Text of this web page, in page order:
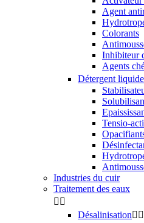
Agent
Colorants
Inhibiteur
Agents
Détergent liquide
Tensio-
Industries du cuir
Traitement des eaux
 
Désalinisation 